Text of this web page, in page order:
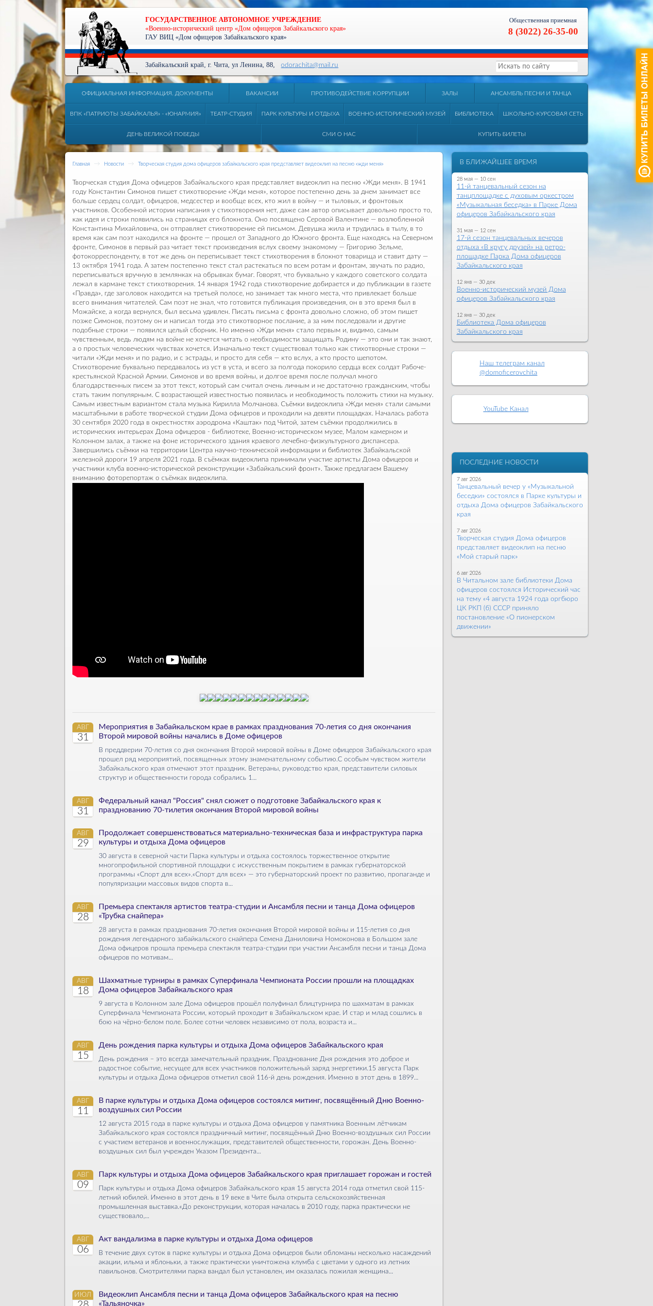
Общественная приемная
8 (3022) 26-35-00
ГОСУДАРСТВЕННОЕ АВТОНОМНОЕ УЧРЕЖДЕНИЕ
«Военно-исторический центр «Дом офицеров Забайкальского края»
ГАУ ВИЦ «Дом офицеров Забайкальского края»
Забайкальский край, г. Чита, ул Ленина, 88,odorachita@mail.ru
ОФИЦИАЛЬНАЯ ИНФОРМАЦИЯ. ДОКУМЕНТЫ ВАКАНСИИ ПРОТИВОДЕЙСТВИЕ КОРРУПЦИИ ЗАЛЫ АНСАМБЛЬ ПЕСНИ И ТАНЦА
ВПК «ПАТРИОТЫ ЗАБАЙКАЛЬЯ» - «ЮНАРМИЯ» ТЕАТР-СТУДИЯ ПАРК КУЛЬТУРЫ И ОТДЫХА ВОЕННО-ИСТОРИЧЕСКИЙ МУЗЕЙ БИБЛИОТЕКА ШКОЛЬНО-КУРСОВАЯ СЕТЬ
ДЕНЬ ВЕЛИКОЙ ПОБЕДЫ СМИ О НАС КУПИТЬ БИЛЕТЫ
Главная → Новости → Творческая студия дома офицеров забайкальского края представляет видеоклип на песню «жди меня»
Творческая студия Дома офицеров Забайкальского края представляет видеоклип на песню «Жди меня». В 1941
году Константин Симонов пишет стихотворение «Жди меня», которое постепенно день за днем занимает все
больше сердец солдат, офицеров, медсестер и вообще всех, кто жил в войну — и тыловых, и фронтовых
участников. Особенной истории написания у стихотворения нет, даже сам автор описывает довольно просто то,
как идея и строки появились на страницах его блокнота. Оно посвящено Серовой Валентине — возлюбленной
Константина Михайловича, он отправляет стихотворение ей письмом. Девушка жила и трудилась в тылу, в то
время как сам поэт находился на фронте — прошел от Западного до Южного фронта. Еще находясь на Северном
фронте, Симонов в первый раз читает текст произведения вслух своему знакомому — Григорию Зельме,
фотокорреспонденту, в тот же день он переписывает текст стихотворения в блокнот товарища и ставит дату —
13 октября 1941 года. А затем постепенно текст стал растекаться по всем ротам и фронтам, звучать по радио,
переписываться вручную в землянках на обрывках бумаг. Говорят, что буквально у каждого советского солдата
лежал в кармане текст стихотворения. 14 января 1942 года стихотворение добирается и до публикации в газете
«Правда», где заголовок находится на третьей полосе, но занимает так много места, что привлекает больше
всего внимания читателей. Сам поэт не знал, что готовится публикация произведения, он в это время был в
Можайске, а когда вернулся, был весьма удивлен. Писать письма с фронта довольно сложно, об этом пишет
позже Симонов, поэтому он и написал тогда это стихотворное послание, а за ним последовали и другие
подобные строки — появился целый сборник. Но именно «Жди меня» стало первым и, видимо, самым
чувственным, ведь людям на войне не хочется читать о необходимости защищать Родину — это они и так знают,
а о простых человеческих чувствах хочется. Изначально текст существовал только как стихотворные строки —
читали «Жди меня» и по радио, и с эстрады, и просто для себя — кто вслух, а кто просто шепотом.
Стихотворение буквально передавалось из уст в уста, и всего за полгода покорило сердца всех солдат Рабоче-
крестьянской Красной Армии. Симонов и во время войны, и долгое время после получал много
благодарственных писем за этот текст, который сам считал очень личным и не достаточно гражданским, чтобы
стать таким популярным. С возрастающей известностью появилась и необходимость положить стихи на музыку.
Самым известным вариантом стала музыка Кирилла Молчанова. Съёмки видеоклипа «Жди меня» стали самыми
масштабными в работе творческой студии Дома офицеров и проходили на девяти площадках. Началась работа
30 сентября 2020 года в окрестностях аэродрома «Каштак» под Читой, затем съёмки продолжились в
исторических интерьерах Дома офицеров - библиотеке, Военно-историческом музее, Малом камерном и
Колонном залах, а также на фоне исторического здания краевого лечебно-физкультурного диспансера.
Завершились съёмки на территории Центра научно-технической информации и библиотек Забайкальской
железной дороги 19 апреля 2021 года. В съёмках видеоклипа принимали участие артисты Дома офицеров и
участники клуба военно-исторической реконструкции «Забайкальский фронт». Также предлагаем Вашему
вниманию фоторепортаж о съёмках видеоклипа.
АВГ
31
Мероприятия в Забайкальском крае в рамках празднования 70-летия со дня окончания
Второй мировой войны начались в Доме офицеров
В преддверии 70-летия со дня окончания Второй мировой войны в Доме офицеров Забайкальского края
прошел ряд мероприятий, посвященных этому знаменательному событию.С особым чувством жители
Забайкальского края отмечают этот праздник. Ветераны, руководство края, представители силовых
структур и общественности города собрались 1...
АВГ
31
Федеральный канал "Россия" снял сюжет о подготовке Забайкальского края к
празднованию 70-тилетия окончания Второй мировой войны
АВГ
29
Продолжает совершенствоваться материально-техническая база и инфраструктура парка
культуры и отдыха Дома офицеров
30 августа в северной части Парка культуры и отдыха состоялось торжественное открытие
многопрофильной спортивной площадки с искусственным покрытием в рамках губернаторской
программы «Спорт для всех».«Спорт для всех» — это гу­бер­на­тор­ский проект по развитию, про­паган­де и
по­пуля­риза­ции массовых видов спорта в...
АВГ
28
Премьера спектакля артистов театра-студии и Ансамбля песни и танца Дома офицеров
«Трубка снайпера»
28 августа в рамках празднования 70-летия окончания Второй мировой войны и 115-летия со дня
рождения легендарного забайкальского снайпера Семена Даниловича Номоконова в Большом зале
Дома офицеров прошла премьера спектакля театра-студии при участии Ансамбля песни и танца Дома
офицеров по мотивам...
АВГ
18
Шахматные турниры в рамках Суперфинала Чемпионата России прошли на площадках
Дома офицеров Забайкальского края
9 августа в Колонном зале Дома офицеров прошёл полуфинал блицтурнира по шахматам в рамках
Суперфинала Чемпионата России, который проходит в Забайкальском крае. И стар и млад сошлись в
бою на чёрно-белом поле. Более сотни человек независимо от пола, возраста и...
АВГ
15
День рождения парка культуры и отдыха Дома офицеров Забайкальского края
День рождения – это всегда замечательный праздник. Празднование Дня рождения это доброе и
радостное событие, несущее для всех участников положительный заряд энергетики.15 августа Парк
культуры и отдыха Дома офицеров отметил свой 116-й день рождения. Именно в этот день в 1899...
АВГ
11
В парке культуры и отдыха Дома офицеров состоялся митинг, посвящённый Дню Военно-
воздушных сил России
12 августа 2015 года в парке культуры и отдыха Дома офицеров у памятника Военным лётчикам
Забайкальского края состоялся праздничный митинг, посвящённый Дню Военно-воздушных сил России
с участием ветеранов и военнослужащих, представителей общественности, горожан. День Военно-
воздушных сил был учрежден Указом Президента...
АВГ
09
Парк культуры и отдыха Дома офицеров Забайкальского края приглашает горожан и гостей
Парк культуры и отдыха Дома офицеров Забайкальского края 15 августа 2014 года отметил свой 115-
летний юбилей. Именно в этот день в 19 веке в Чите была открыта сельскохозяйственная
промышленная выставка.«До реконструкции, которая началась в 2010 году, парка практически не
существовало,...
АВГ
06
Акт вандализма в парке культуры и отдыха Дома офицеров
В течение двух суток в парке культуры и отдыха Дома офицеров были обломаны несколько насаждений
акации, ильма и яблоньки, а также практически уничтожена клумба с цветами у одного из летних
павильонов. Смотрителями парка вандал был установлен, им оказалась пожилая женщина...
ИЮЛ
Видеоклип Ансамбля песни и танца Дома офицеров Забайкальского края на песню
«Тальяночка»
В БЛИЖАЙШЕЕ ВРЕМЯ
28 мая — 10 сен
11-й танцевальный сезон на
танцплощадке с духовым оркестром
«Музыкальная беседка» в Парке Дома
офицеров Забайкальского края
31 мая — 12 сен
17-й сезон танцевальных вечеров
отдыха «В кругу друзей» на ретро-
площадке Парка Дома офицеров
Забайкальского края
12 янв — 30 дек
Военно-исторический музей Дома
офицеров Забайкальского края
12 янв — 30 дек
Библиотека Дома офицеров
Забайкальского края
Наш телеграм канал
@domoficerovchita
YouTube Канал
ПОСЛЕДНИЕ НОВОСТИ
7 авг 2026
Танцевальный вечер у «Музыкальной
беседки» состоялся в Парке культуры и
отдыха Дома офицеров Забайкальского
края
7 авг 2026
Творческая студия Дома офицеров
представляет видеоклип на песню
«Мой старый парк»
6 авг 2026
В Читальном зале библиотеки Дома
офицеров состоялся Исторический час
на тему «4 августа 1924 года оргбюро
ЦК РКП (б) СССР приняло
постановление «О пионерском
движении»